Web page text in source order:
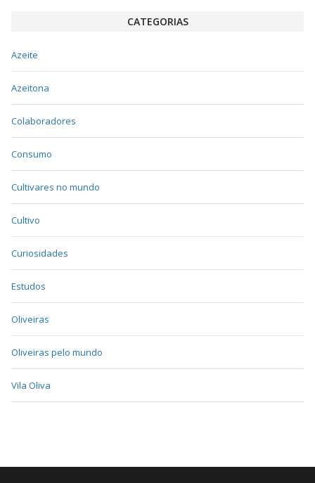
CATEGORIAS
Azeite
Azeitona
Colaboradores
Consumo
Cultivares no mundo
Cultivo
Curiosidades
Estudos
Oliveiras
Oliveiras pelo mundo
Vila Oliva